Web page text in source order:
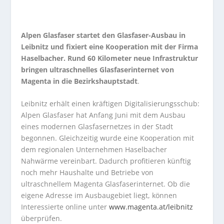
Alpen Glasfaser startet den Glasfaser-Ausbau in
Leibnitz und fixiert eine Kooperation mit der Firma
Haselbacher. Rund 60 Kilometer neue Infrastruktur
bringen ultraschnelles Glasfaserinternet von
Magenta in die Bezirkshauptstadt.
Leibnitz erhält einen kräftigen Digitalisierungsschub:
Alpen Glasfaser hat Anfang Juni mit dem Ausbau
eines modernen Glasfasernetzes in der Stadt
begonnen. Gleichzeitig wurde eine Kooperation mit
dem regionalen Unternehmen Haselbacher
Nahwärme vereinbart. Dadurch profitieren künftig
noch mehr Haushalte und Betriebe von
ultraschnellem Magenta Glasfaserinternet. Ob die
eigene Adresse im Ausbaugebiet liegt, können
Interessierte online unterwww.magenta.at/leibnitz
überprüfen.